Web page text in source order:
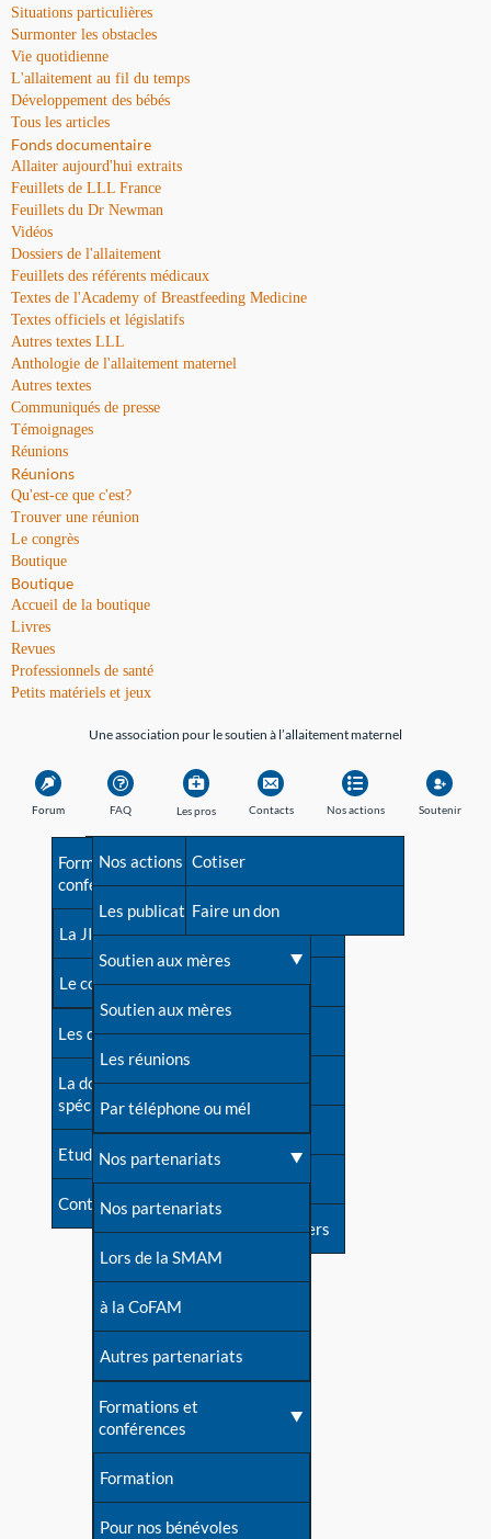
Situations particulières
Surmonter les obstacles
Vie quotidienne
L'allaitement au fil du temps
Développement des bébés
Tous les articles
Fonds documentaire
Allaiter aujourd'hui extraits
Feuillets de LLL France
Feuillets du Dr Newman
Vidéos
Dossiers de l'allaitement
Feuillets des référents médicaux
Textes de l'Academy of Breastfeeding Medicine
Textes officiels et législatifs
Autres textes LLL
Anthologie de l'allaitement maternel
Autres textes
Communiqués de presse
Témoignages
Réunions
Réunions
Qu'est-ce que c'est?
Trouver une réunion
Le congrès
Boutique
Boutique
Accueil de la boutique
Livres
Revues
Professionnels de santé
Petits matériels et jeux
Une association pour le soutien à l’allaitement maternel
Forum FAQ
Avant la naissance
Les débuts
Une difficulté d'allaitement ?
Cas particuliers
Mythes et vérités
Devenir animatrice ?
Une question sur le site
Les pros
Formations et
conférences
La JIA
Le congrès
Les dossiers de l'allaitement
La documentation
spécialisée
Etudes récentes
Contact
Contacts
Besoin d'aide?
Répertoire de tous les
contacts
Contact presse
Dossier de presse
Soutenir LLL
Livre d'or
Forum
S'inscrire à nos newsletters
Nos actions
Nos actions
Les publications
Soutien aux mères
Soutien aux mères
Les réunions
Par téléphone ou mél
Nos partenariats
Nos partenariats
Lors de la SMAM
à la CoFAM
Autres partenariats
Formations et
conférences
Formation
Pour nos bénévoles
Soutenir
Cotiser
Faire un don